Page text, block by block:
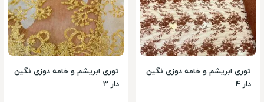
توری ابریشم و خامه دوزی نگین
دار 4
توری ابریشم و خامه دوزی نگین
دار 3